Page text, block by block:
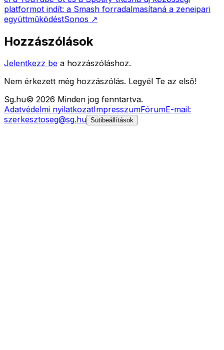
platformot indít: a Smash forradalmasítaná a zeneipari
együttműködéstSonos ↗
Hozzászólások
Jelentkezz be a hozzászóláshoz.
Nem érkezett még hozzászólás. Legyél Te az első!
Sg.hu© 2026 Minden jog fenntartva.
Adatvédelmi nyilatkozatImpresszumFórumE-mail:
szerkesztoseg@sg.hu Sütibeállítások